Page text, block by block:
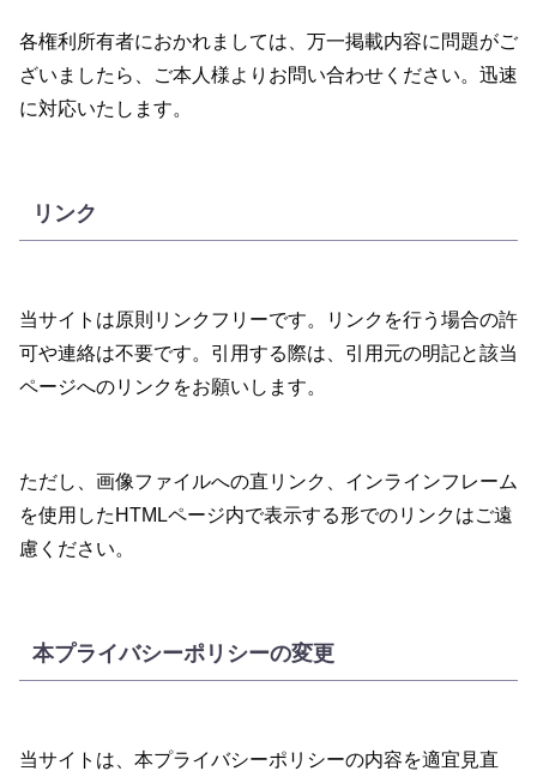
各権利所有者におかれましては、万一掲載内容に問題がご
ざいましたら、ご本人様よりお問い合わせください。迅速
に対応いたします。
リンク
当サイトは原則リンクフリーです。リンクを行う場合の許
可や連絡は不要です。引用する際は、引用元の明記と該当
ページへのリンクをお願いします。
ただし、画像ファイルへの直リンク、インラインフレーム
を使用したHTMLページ内で表示する形でのリンクはご遠
慮ください。
本プライバシーポリシーの変更
当サイトは、本プライバシーポリシーの内容を適宜見直